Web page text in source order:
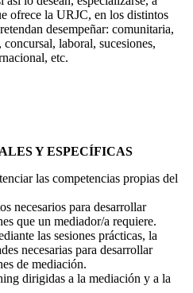
ofrece la URJC, en los distintos
desempeñar: comunitaria,
laboral, sucesiones,
etc.
Y ESPECÍFICAS
las competencias propias del
necesarios para desarrollar
que un mediador/a requiere.
las sesiones prácticas, la
necesarias para desarrollar
de mediación.
dirigidas a la mediación y a la